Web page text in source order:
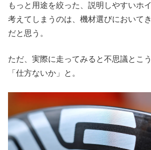
もっと用途を絞った、説明しやすいホ
考えてしまうのは、機材選びにおいて
だと思う。
ただ、実際に走ってみると不思議とこ
「仕方ないか」と。